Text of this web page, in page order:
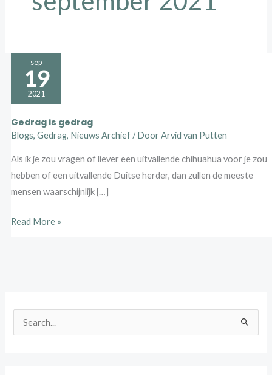
sep
19
2021
Gedrag is gedrag
Blogs, Gedrag, Nieuws Archief/ DoorArvid van Putten
Als ik je zou vragen of liever een uitvallende chihuahua voor je zou
hebben of een uitvallende Duitse herder, dan zullen de meeste
mensen waarschijnlijk […]
Gedrag
gedrag
Read More »